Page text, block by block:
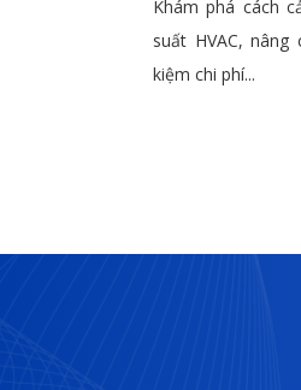
Khám phá cách
suất HVAC,
kiệm chi phí...